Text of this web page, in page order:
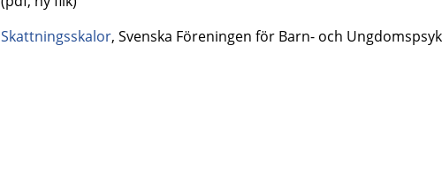
Skattningsskalor, Svenska Föreningen för Barn- och